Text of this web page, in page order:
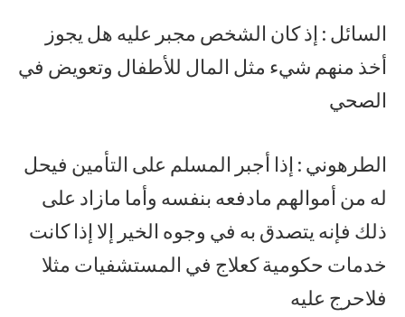
السائل : إذ كان الشخص مجبر عليه هل يجوز
أخذ منهم شيء مثل المال للأطفال وتعويض في
الصحي
الطرهوني : إذا أجبر المسلم على التأمين فيحل
له من أموالهم مادفعه بنفسه وأما مازاد على
ذلك فإنه يتصدق به في وجوه الخير إلا إذا كانت
خدمات حكومية كعلاج في المستشفيات مثلا
فلاحرج عليه